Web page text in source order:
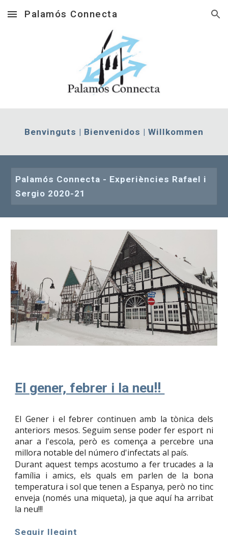
Skip to main content Skip to navigation
Palamós Connecta
Benvinguts | Bienvenidos | Willkommen
Palamós Connecta - Experiències Rafael i
Sergio 2020-21
El gener, febrer i la neu!!
El Gener i el febrer continuen amb la tònica dels
anteriors mesos. Seguim sense poder fer esport ni
anar a l'escola, però es comença a percebre una
millora notable del número d'infectats al país.
Durant aquest temps acostumo a fer trucades a la
família i amics, els quals em parlen de la bona
temperatura i sol que tenen a Espanya, però no tinc
enveja (només una miqueta), ja que aquí ha arribat
la neu!!!
Seguir llegint